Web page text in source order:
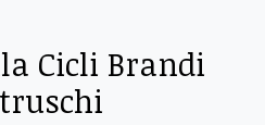
Cicli Brandi